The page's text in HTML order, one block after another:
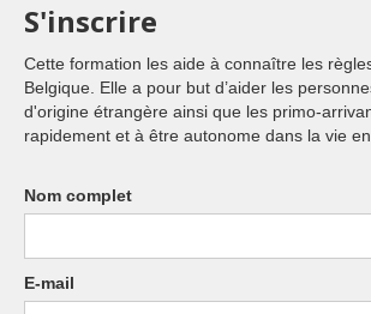
S'inscrire
Cette formation les aide à connaître les
Belgique. Elle a pour but d’aider les
d'origine étrangère ainsi que les primo-
rapidement et à être autonome dans la vie en
Nom complet
E-mail